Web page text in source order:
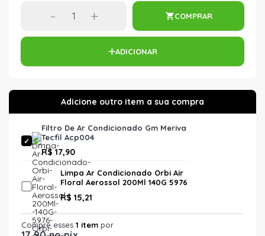
- + COMPRAR
ADICIONAR
Filtro De Ar Condicionado Gm Meriva
Tecfil Acp004
R$ 17,90
Limpa Ar Condicionado Orbi Air
Floral Aerossol 200Ml 140G 5976
Orbi Quimica
R$ 15,21
Compre esses 1 item por